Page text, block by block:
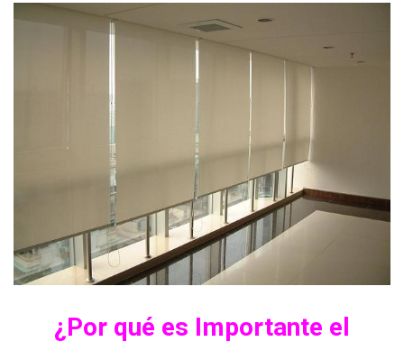
¿Por qué es Importante el